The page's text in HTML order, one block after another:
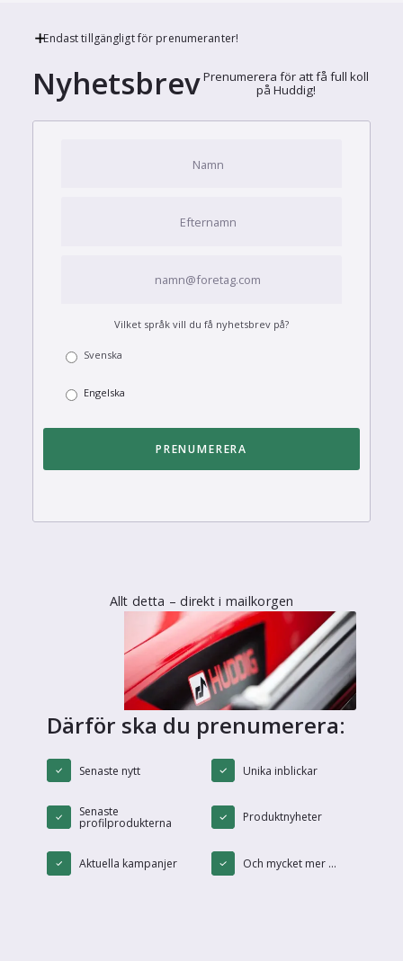
Endast tillgängligt för prenumeranter!
NyhetsbrevPrenumerera för att få full koll
på Huddig!
Vilket språk vill du få nyhetsbrev på?
Svenska
Engelska
Allt detta – direkt i mailkorgen
Därför ska du prenumerera:
Senaste nytt Unika inblickar
Senaste
profilprodukterna Produktnyheter
Aktuella kampanjer Och mycket mer ...